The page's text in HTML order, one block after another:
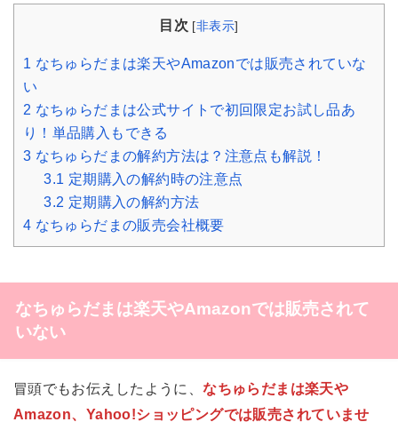
目次 [非表示]
1 なちゅらだまは楽天やAmazonでは販売されていな
い
2 なちゅらだまは公式サイトで初回限定お試し品あ
り！単品購入もできる
3 なちゅらだまの解約方法は？注意点も解説！
3.1 定期購入の解約時の注意点
3.2 定期購入の解約方法
4 なちゅらだまの販売会社概要
なちゅらだまは楽天やAmazonでは販売されて
いない
冒頭でもお伝えしたように、なちゅらだまは楽天や
Amazon、Yahoo!ショッピングでは販売されていませ